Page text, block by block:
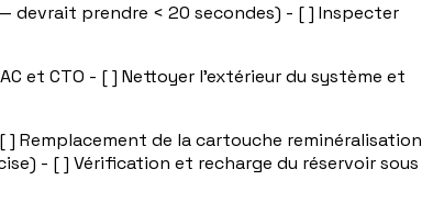
devrait prendre < 20 secondes) - [ ] Inspecter
et CTO - [ ] Nettoyer l'extérieur du système et
Remplacement de la cartouche reminéralisation
- [ ] Vérification et recharge du réservoir sous